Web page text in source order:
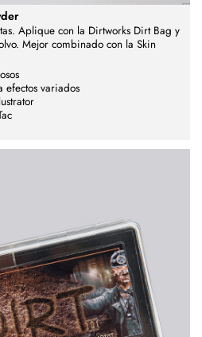
Aplique con la Dirtworks Dirt Bag y
Mejor combinado con la Skin
efectos variados